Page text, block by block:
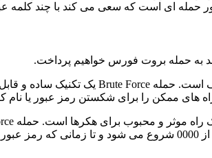
به حمله بروت فورس خواهیم پرداخت.
ممکن را برای شکستن رمز عبور یا نام